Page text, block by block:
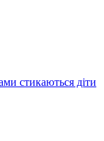
стикаються діти